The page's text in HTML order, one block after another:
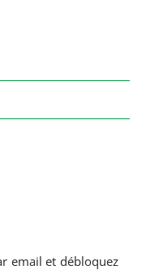
email et débloquez